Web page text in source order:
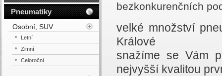
bezkonkurenčních
velké množství
Králové
snažíme se Vám
nejvyšší kvalitou
Pneumatiky
Osobní, SUV
Letní
Zimní
Celoroční